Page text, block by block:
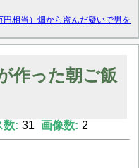
円相当）畑から盗んだ疑いで男を
ツ』の高評価は本物か？ディズ
新規獲得ならず？北川莉央が1
画像貼ってくよ
作った朝ご飯
数: 31 画像数: 2